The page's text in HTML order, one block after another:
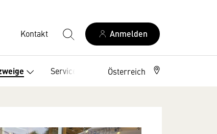
Kontakt Anmelden
Service Österreich